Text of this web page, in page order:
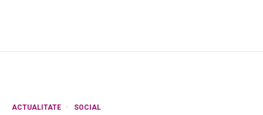
ACTUALITATE SOCIAL